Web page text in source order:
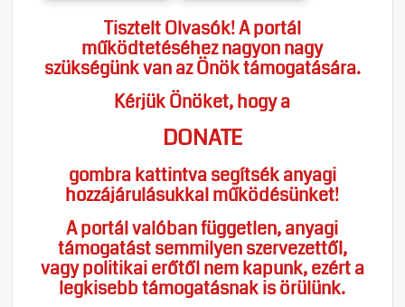
Tisztelt Olvasók! A portál
működtetéséhez nagyon nagy
szükségünk van az Önök támogatására.
Kérjük Önöket, hogy a
DONATE
gombra kattintva segítsék anyagi
hozzájárulásukkal működésünket!
A portál valóban független, anyagi
támogatást semmilyen szervezettől,
vagy politikai erőtől nem kapunk, ezért a
legkisebb támogatásnak is örülünk.